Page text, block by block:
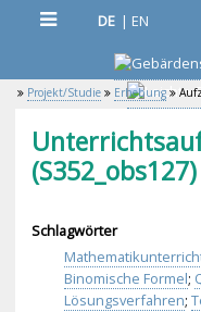
DE | EN
Projekt/Studie Erhebung
(S352_obs127)
Schlagwörter
Binomische Formel;
Lösungsverfahren;